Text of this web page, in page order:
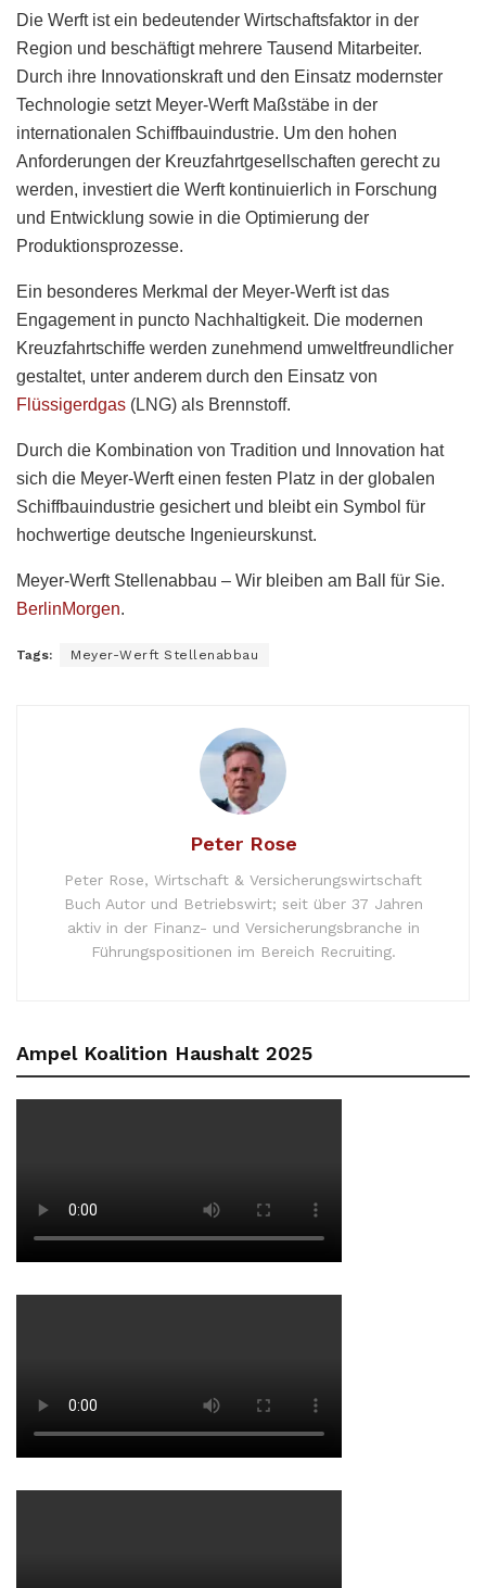
Die Werft ist ein bedeutender Wirtschaftsfaktor in der
Region und beschäftigt mehrere Tausend Mitarbeiter.
Durch ihre Innovationskraft und den Einsatz modernster
Technologie setzt Meyer-Werft Maßstäbe in der
internationalen Schiffbauindustrie. Um den hohen
Anforderungen der Kreuzfahrtgesellschaften gerecht zu
werden, investiert die Werft kontinuierlich in Forschung
und Entwicklung sowie in die Optimierung der
Produktionsprozesse.
Ein besonderes Merkmal der Meyer-Werft ist das
Engagement in puncto Nachhaltigkeit. Die modernen
Kreuzfahrtschiffe werden zunehmend umweltfreundlicher
gestaltet, unter anderem durch den Einsatz von
Flüssigerdgas (LNG) als Brennstoff.
Durch die Kombination von Tradition und Innovation hat
sich die Meyer-Werft einen festen Platz in der globalen
Schiffbauindustrie gesichert und bleibt ein Symbol für
hochwertige deutsche Ingenieurskunst.
Meyer-Werft Stellenabbau – Wir bleiben am Ball für Sie.
BerlinMorgen.
Tags: Meyer-Werft Stellenabbau
Peter Rose
Peter Rose, Wirtschaft & Versicherungswirtschaft
Buch Autor und Betriebswirt; seit über 37 Jahren
aktiv in der Finanz- und Versicherungsbranche in
Führungspositionen im Bereich Recruiting.
Ampel Koalition Haushalt 2025